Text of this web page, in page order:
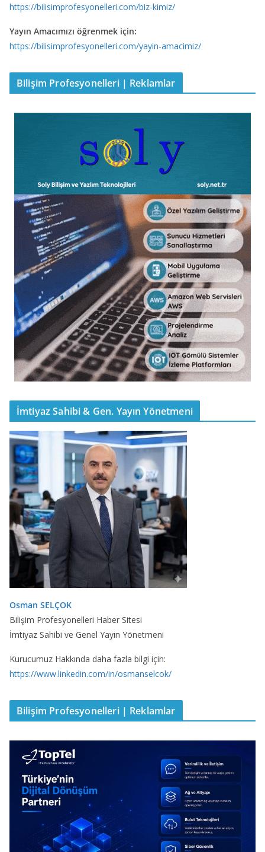
https://bilisimprofesyonelleri.com/biz-kimiz/
Yayın Amacımızı öğrenmek için:
https://bilisimprofesyonelleri.com/yayin-amacimiz/
Bilişim Profesyonelleri | Reklamlar
İmtiyaz Sahibi & Gen. Yayın Yönetmeni
Osman SELÇOK
Bilişim Profesyonelleri Haber Sitesi
İmtiyaz Sahibi ve Genel Yayın Yönetmeni
Kurucumuz Hakkında daha fazla bilgi için:
https://www.linkedin.com/in/osmanselcok/
Bilişim Profesyonelleri | Reklamlar